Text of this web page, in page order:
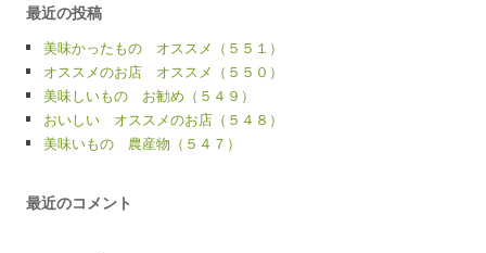
最近の投稿
美味かったもの オススメ（５５１）
オススメのお店 オススメ（５５０）
美味しいもの お勧め（５４９）
おいしい オススメのお店（５４８）
美味いもの 農産物（５４７）
最近のコメント